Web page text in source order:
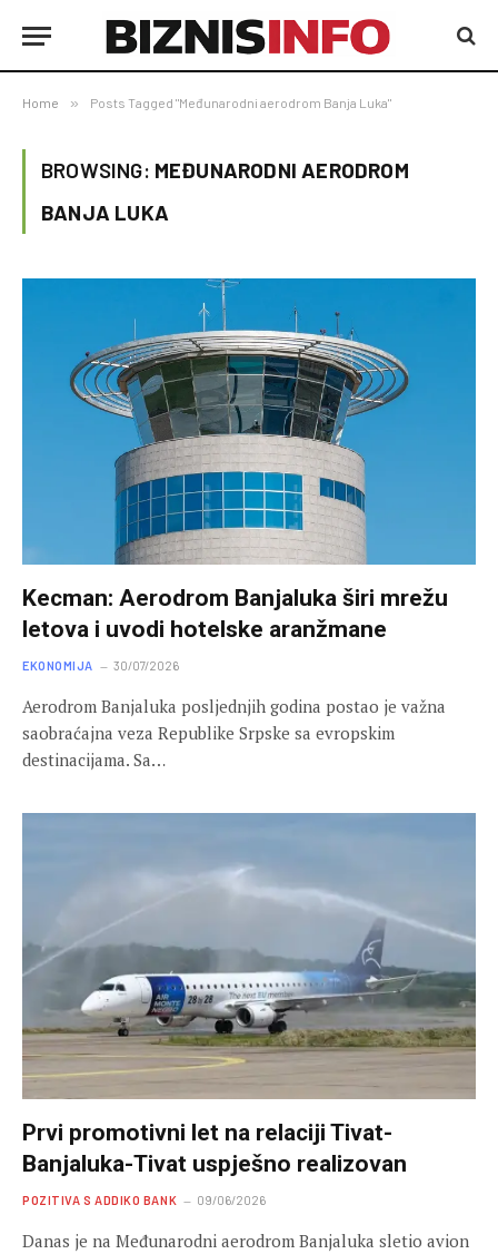
Home » Posts Tagged "Međunarodni aerodrom Banja Luka"
BROWSING: MEĐUNARODNI AERODROM
BANJA LUKA
Kecman: Aerodrom Banjaluka širi mrežu
letova i uvodi hotelske aranžmane
EKONOMIJA 30/07/2026
Aerodrom Banjaluka posljednjih godina postao je važna
saobraćajna veza Republike Srpske sa evropskim
destinacijama. Sa…
Prvi promotivni let na relaciji Tivat-
Banjaluka-Tivat uspješno realizovan
POZITIVA S ADDIKO BANK 09/06/2026
Danas je na Međunarodni aerodrom Banjaluka sletio avion